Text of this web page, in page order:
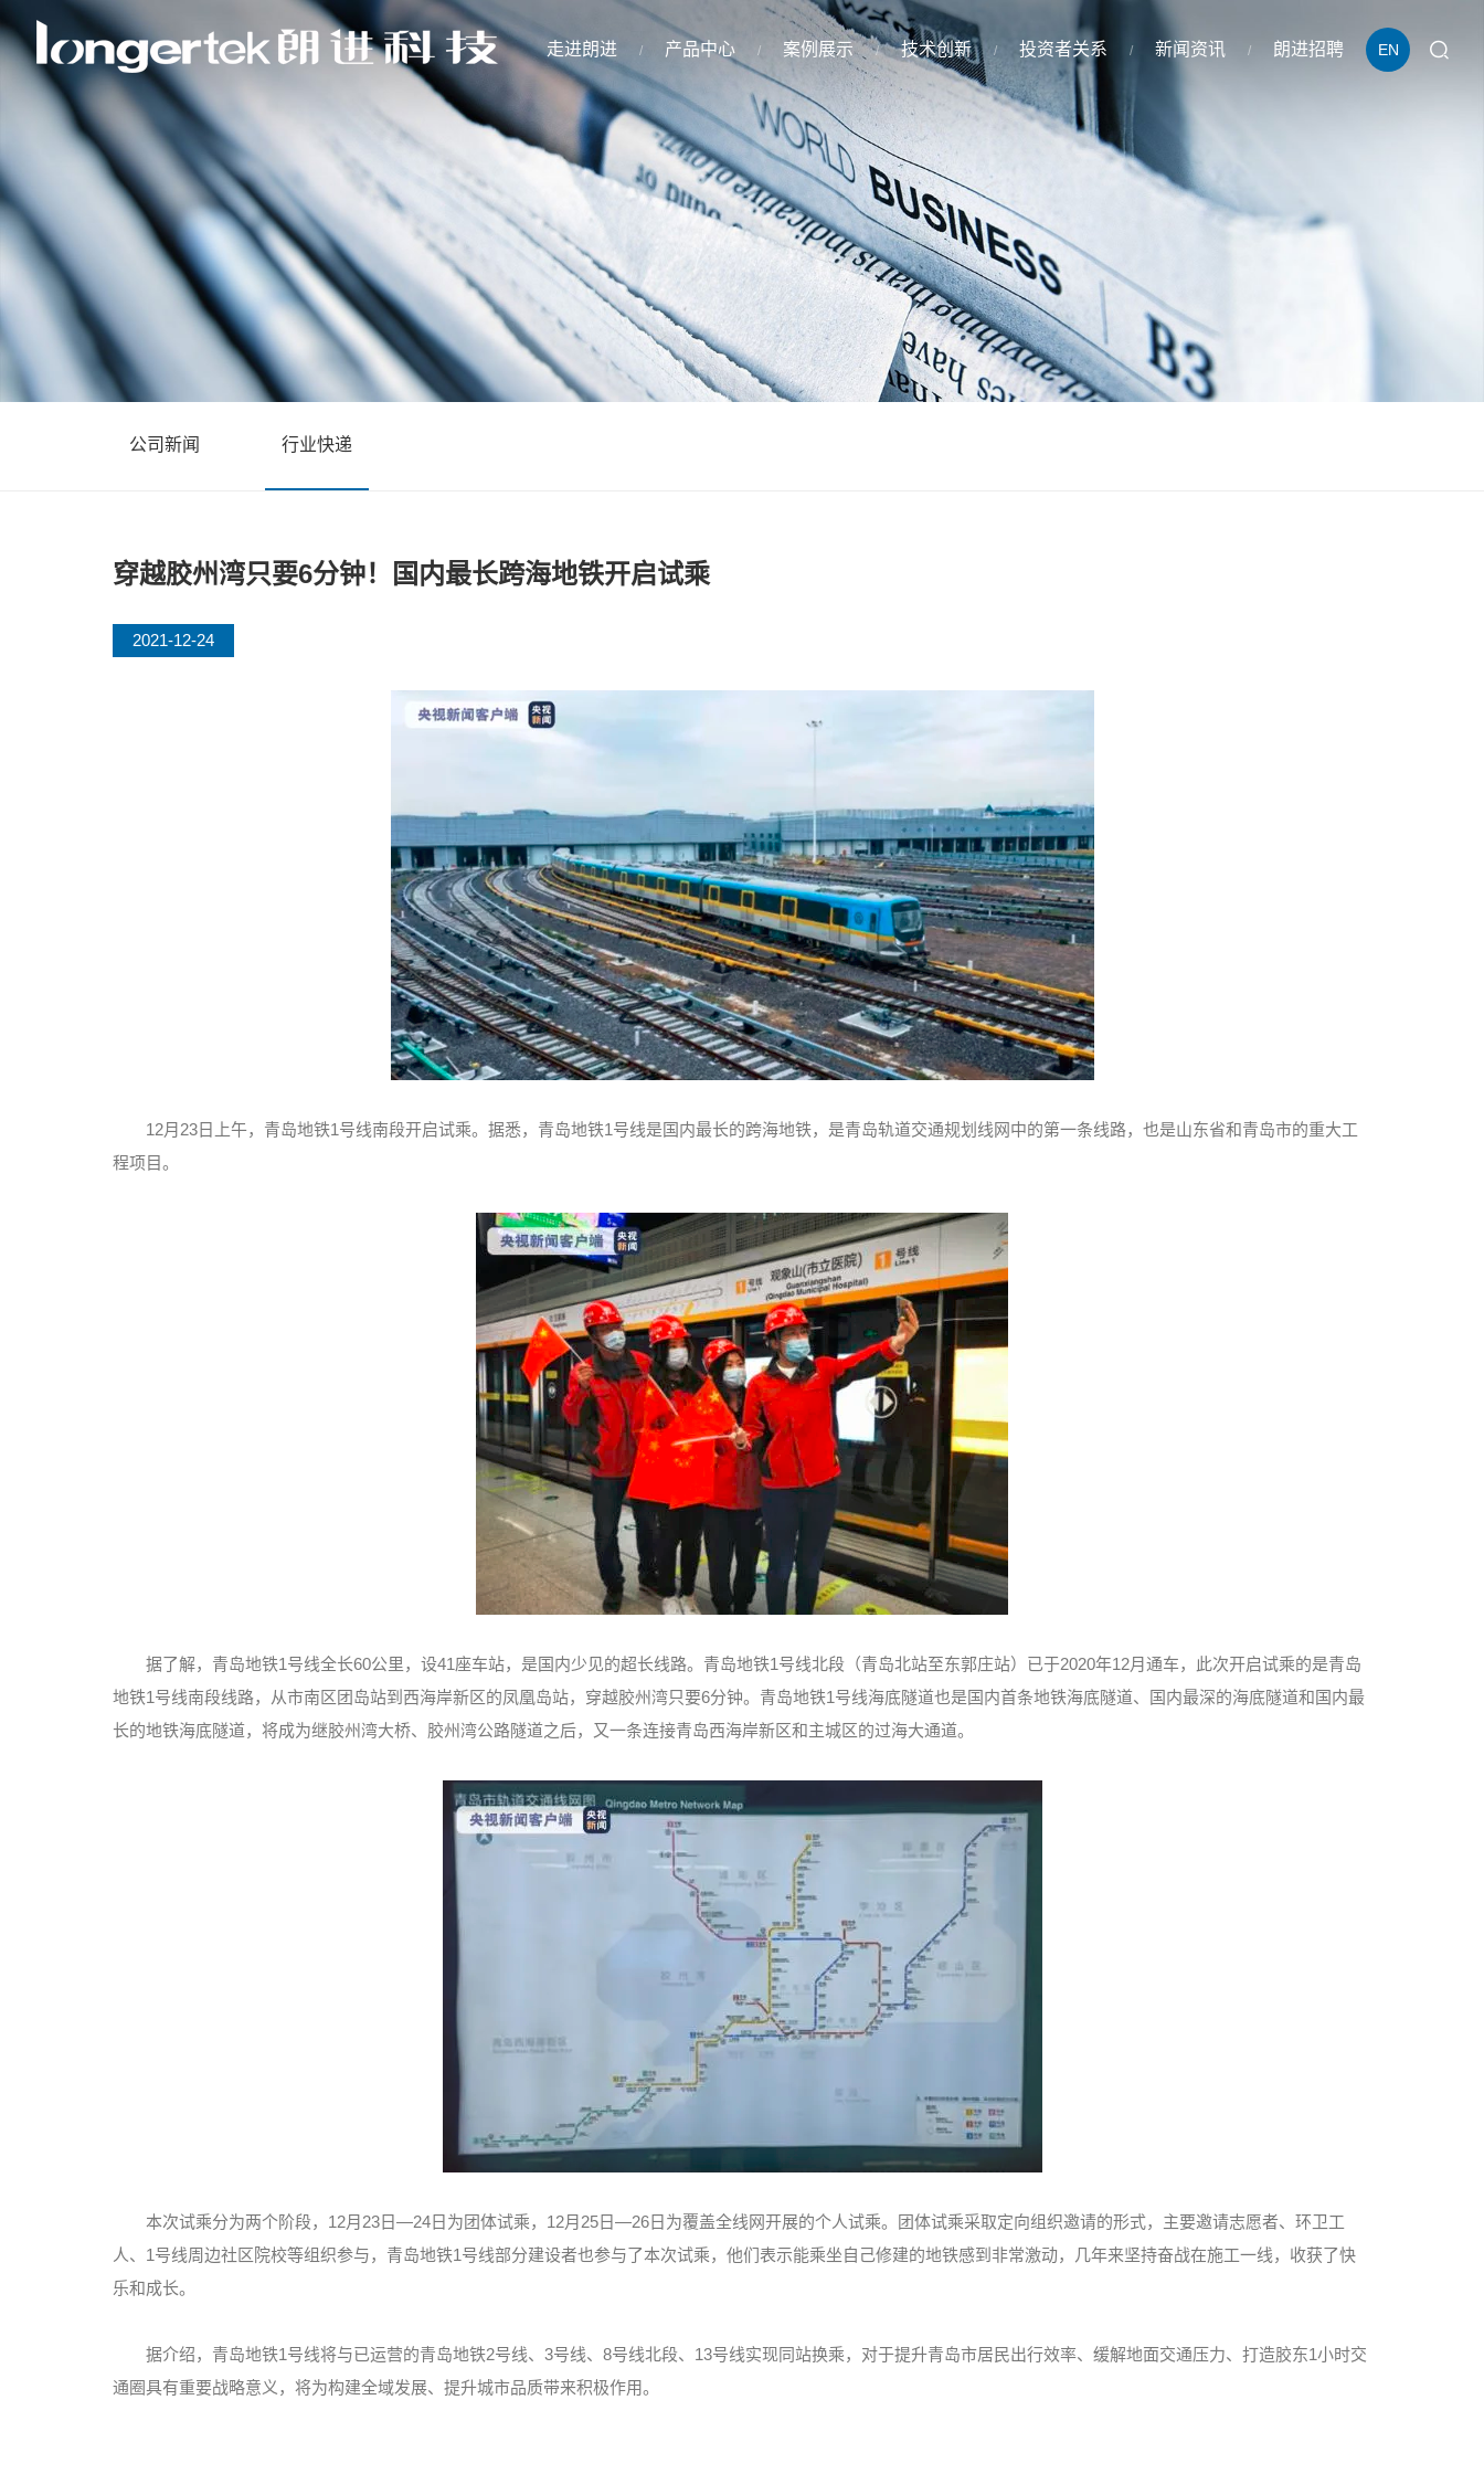
EN
走进朗进 产品中心 案例展示 技术创新 投资者关系 新闻资讯 朗进招聘
公司新闻 行业快递
穿越胶州湾只要6分钟！国内最长跨海地铁开启试乘
2021-12-24
12月23日上午，青岛地铁1号线南段开启试乘。据悉，青岛地铁1号线是国内最长的跨海地铁，是青岛轨道交通规划线网中的第一条线路，也是山东省和青岛市的重大工
程项目。
据了解，青岛地铁1号线全长60公里，设41座车站，是国内少见的超长线路。青岛地铁1号线北段（青岛北站至东郭庄站）已于2020年12月通车，此次开启试乘的是青岛
地铁1号线南段线路，从市南区团岛站到西海岸新区的凤凰岛站，穿越胶州湾只要6分钟。青岛地铁1号线海底隧道也是国内首条地铁海底隧道、国内最深的海底隧道和国内最
长的地铁海底隧道，将成为继胶州湾大桥、胶州湾公路隧道之后，又一条连接青岛西海岸新区和主城区的过海大通道。
本次试乘分为两个阶段，12月23日—24日为团体试乘，12月25日—26日为覆盖全线网开展的个人试乘。团体试乘采取定向组织邀请的形式，主要邀请志愿者、环卫工
人、1号线周边社区院校等组织参与，青岛地铁1号线部分建设者也参与了本次试乘，他们表示能乘坐自己修建的地铁感到非常激动，几年来坚持奋战在施工一线，收获了快
乐和成长。
据介绍，青岛地铁1号线将与已运营的青岛地铁2号线、3号线、8号线北段、13号线实现同站换乘，对于提升青岛市居民出行效率、缓解地面交通压力、打造胶东1小时交
通圈具有重要战略意义，将为构建全域发展、提升城市品质带来积极作用。